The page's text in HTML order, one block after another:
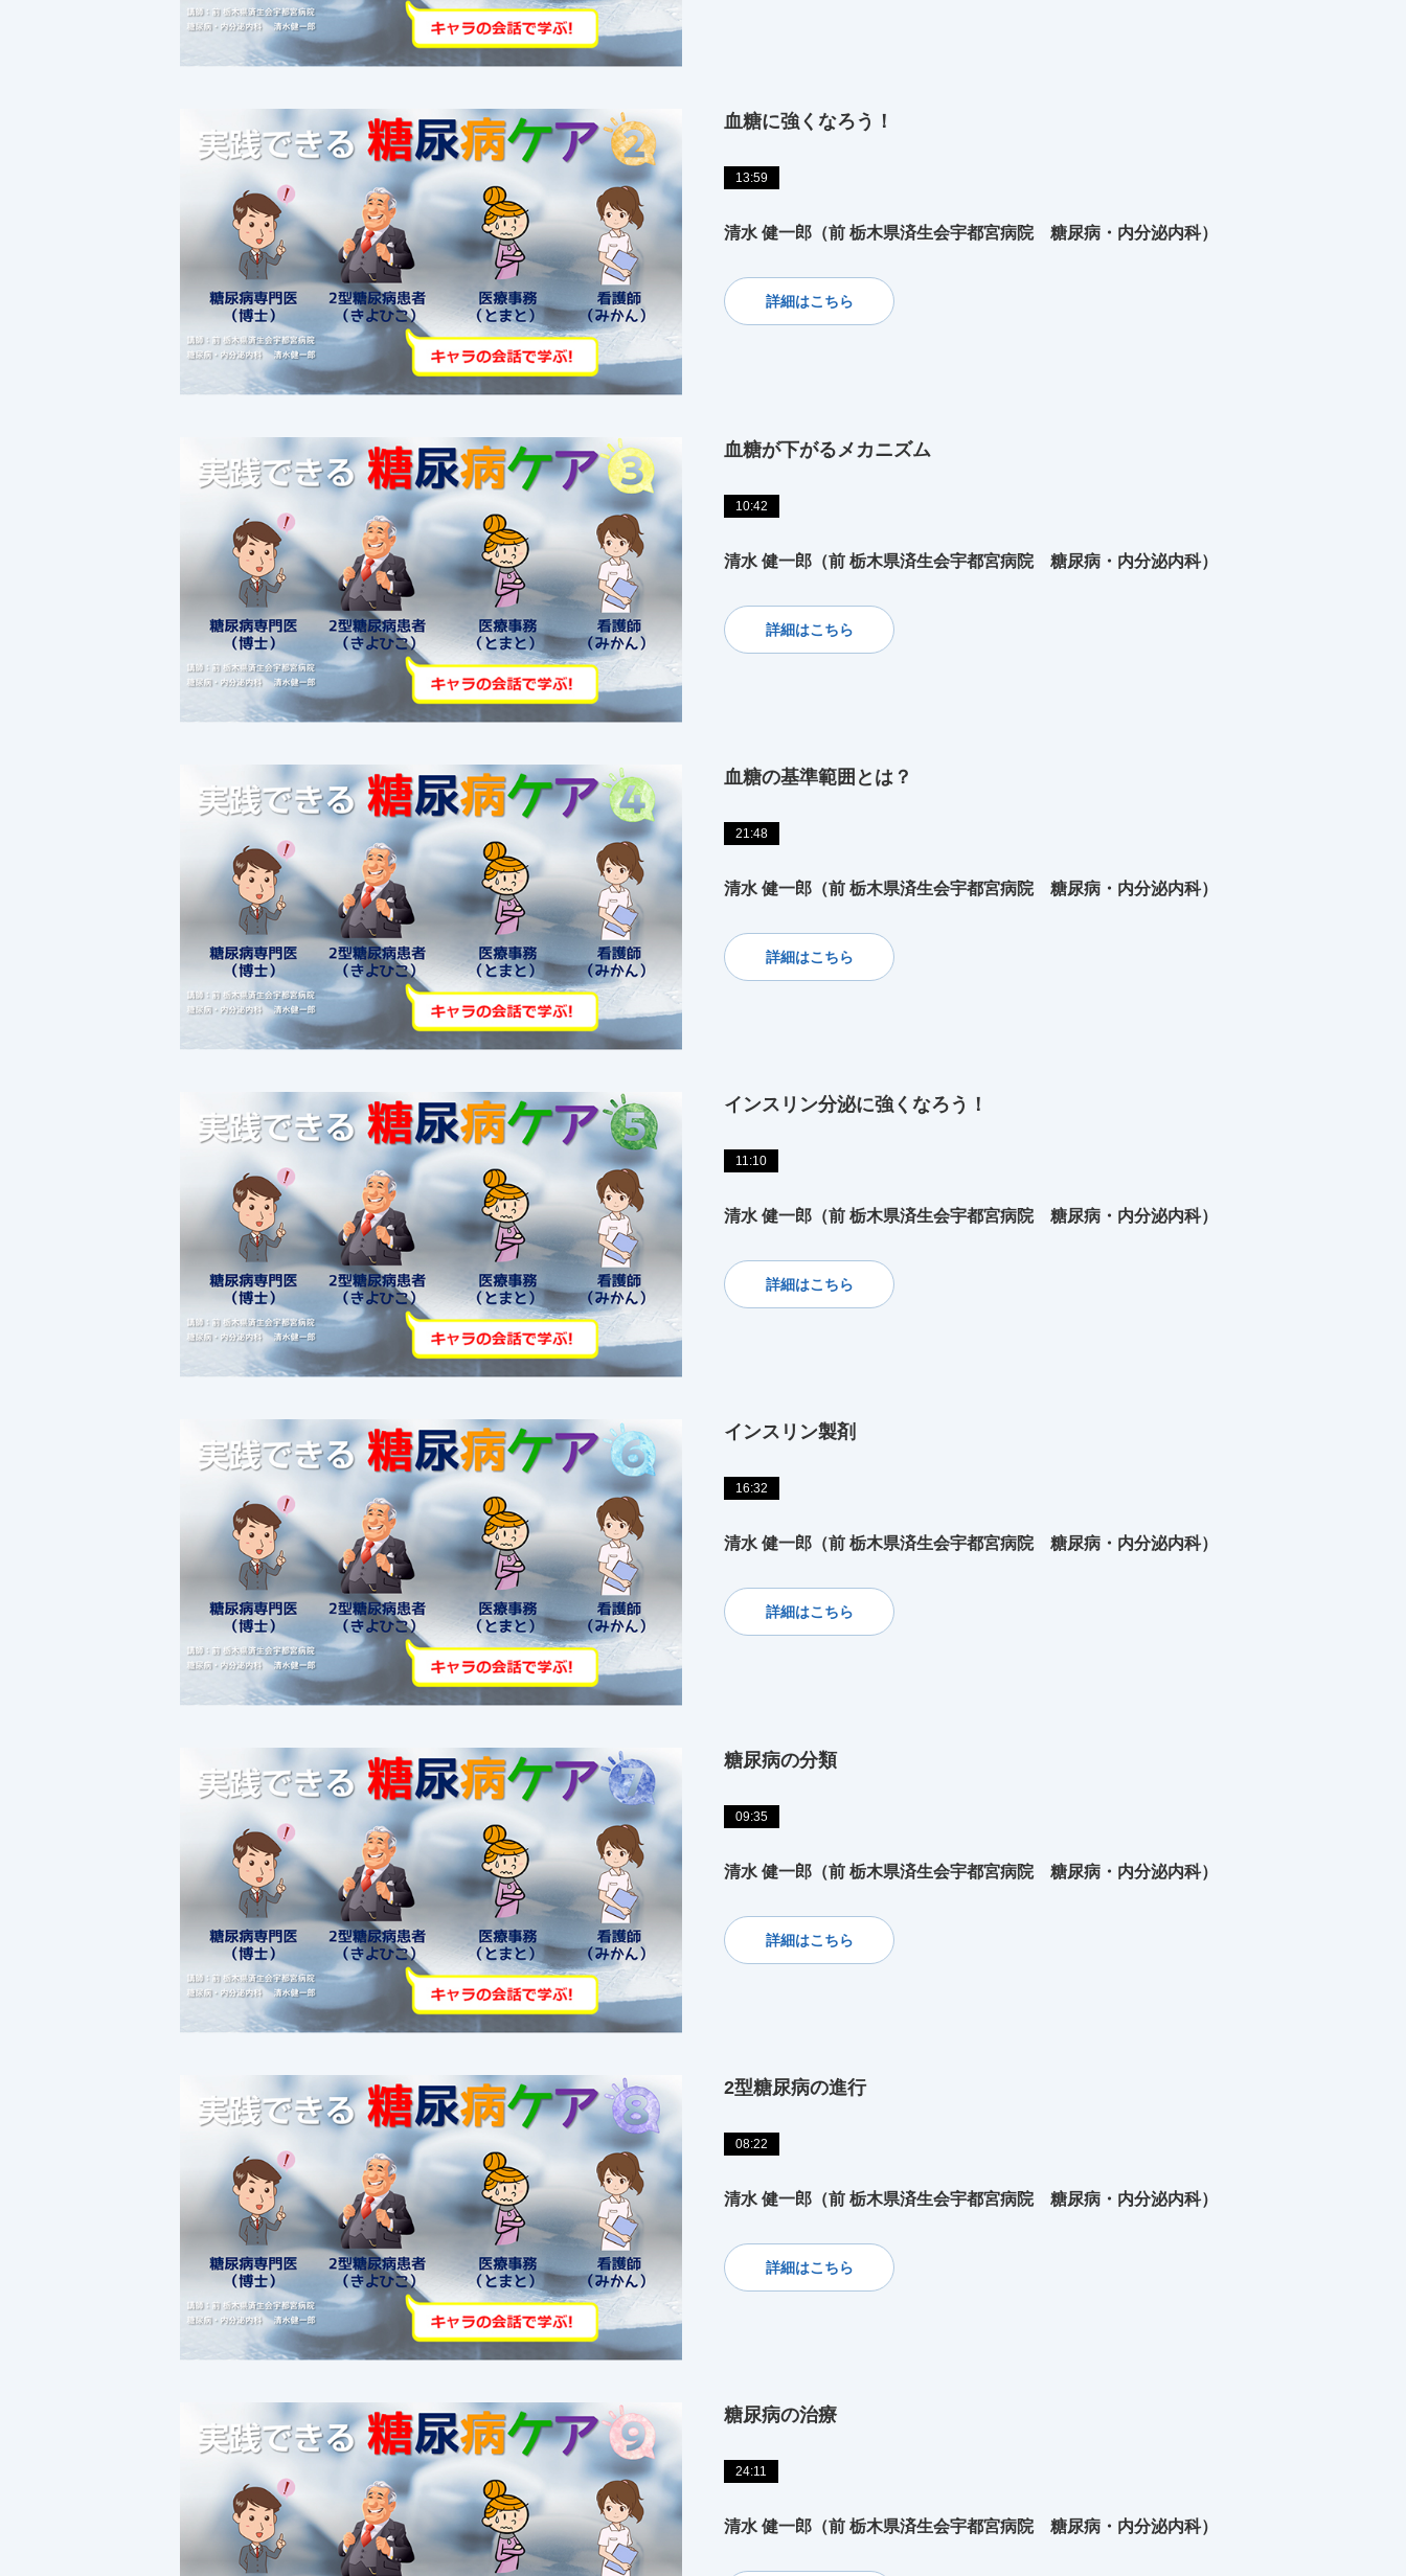
血糖に強くなろう！
13:59
清水 健一郎（前 栃木県済生会宇都宮病院 糖尿病・内分泌内科）
詳細はこちら
血糖が下がるメカニズム
10:42
清水 健一郎（前 栃木県済生会宇都宮病院 糖尿病・内分泌内科）
詳細はこちら
血糖の基準範囲とは？
21:48
清水 健一郎（前 栃木県済生会宇都宮病院 糖尿病・内分泌内科）
詳細はこちら
インスリン分泌に強くなろう！
11:10
清水 健一郎（前 栃木県済生会宇都宮病院 糖尿病・内分泌内科）
詳細はこちら
インスリン製剤
16:32
清水 健一郎（前 栃木県済生会宇都宮病院 糖尿病・内分泌内科）
詳細はこちら
糖尿病の分類
09:35
清水 健一郎（前 栃木県済生会宇都宮病院 糖尿病・内分泌内科）
詳細はこちら
2型糖尿病の進行
08:22
清水 健一郎（前 栃木県済生会宇都宮病院 糖尿病・内分泌内科）
詳細はこちら
糖尿病の治療
24:11
清水 健一郎（前 栃木県済生会宇都宮病院 糖尿病・内分泌内科）